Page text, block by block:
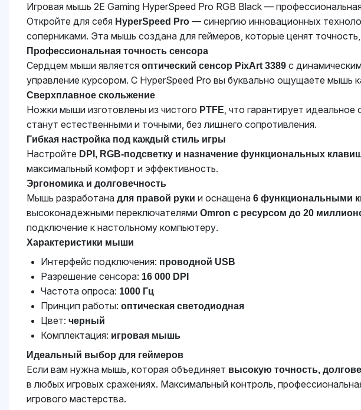
Игровая мышь 2E Gaming HyperSpeed Pro RGB Black —
Откройте для себя HyperSpeed Pro — синергию инновационных
соперниками. Эта мышь создана для геймеров, которые ценят
Профессиональная точность сенсора
Сердцем мыши является оптический сенсор PixArt 3389 с
управление курсором. С HyperSpeed Pro вы буквально ощущаете мышь
Сверхплавное скольжение
Ножки мыши изготовлены из чистого PTFE, что гарантирует
станут естественными и точными, без лишнего сопротивления.
Гибкая настройка под каждый стиль игры
Настройте DPI, RGB-подсветку и назначение функциональных
максимальный комфорт и эффективность.
Эргономика и долговечность
Мышь разработана для правой руки и оснащена 6 функциональными
высоконадежными переключателями Omron с ресурсом до 20
подключение к настольному компьютеру.
Характеристики мыши
Интерфейс подключения: проводной USB
Разрешение сенсора: 16 000 DPI
Частота опроса: 1000 Гц
Принцип работы: оптическая светодиодная
Цвет: черный
Комплектация: игровая мышь
Идеальный выбор для геймеров
Если вам нужна мышь, которая объединяет высокую точность,
в любых игровых сражениях. Максимальный контроль,
игрового мастерства.